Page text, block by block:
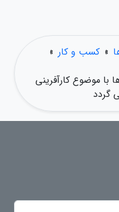
» کسب و کار »
موضوع کارآفرینی
گردد